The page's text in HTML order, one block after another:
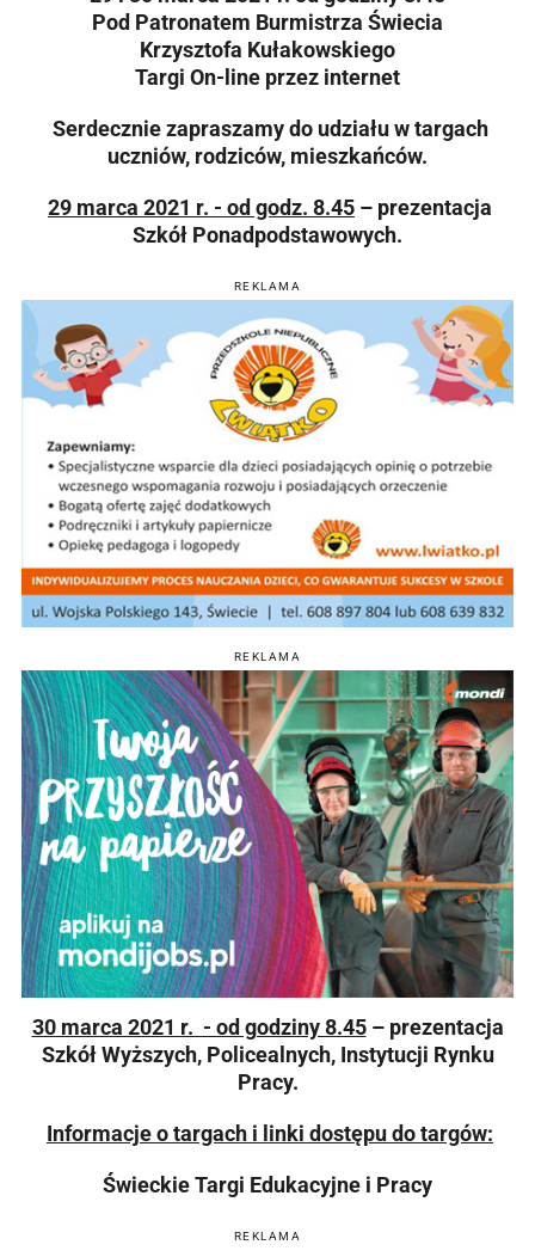
Pod Patronatem Burmistrza Świecia
Krzysztofa Kułakowskiego
Targi On-line przez internet
Serdecznie zapraszamy do udziału w targach
uczniów, rodziców, mieszkańców.
29 marca 2021 r. - od godz. 8.45 – prezentacja
Szkół Ponadpodstawowych.
REKLAMA
REKLAMA
30 marca 2021 r. - od godziny 8.45– prezentacja
Szkół Wyższych, Policealnych, Instytucji Rynku
Pracy.
Informacje o targach i linki dostępu do targów:
Świeckie Targi Edukacyjne i Pracy
REKLAMA